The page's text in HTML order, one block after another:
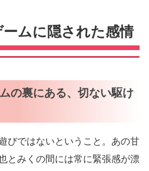
ムに隠された感情
の裏にある、切ない駆け
びではないということ。あの甘
とみくの間には常に緊張感が漂